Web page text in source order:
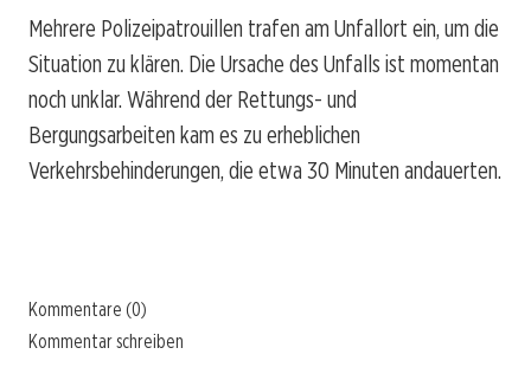
Mehrere Polizeipatrouillen trafen am Unfallort ein, um die
Situation zu klären. Die Ursache des Unfalls ist momentan
noch unklar. Während der Rettungs- und
Bergungsarbeiten kam es zu erheblichen
Verkehrsbehinderungen, die etwa 30 Minuten andauerten.
Kommentare (0)
Kommentar schreiben